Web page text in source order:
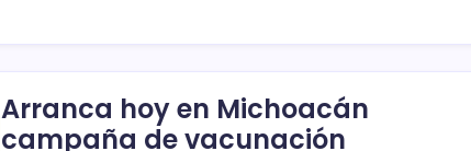
Arranca hoy en Michoacán
campaña de vacunación